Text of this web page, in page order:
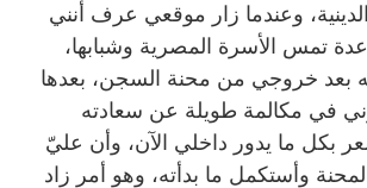
وعندما زار موقعي عرف أنني
تمس الأسرة المصرية وشبابها،
بعد خروجي من محنة السجن، بعدها
في مكالمة طويلة عن سعادته
بكل ما يدور داخلي الآن، وأن عليّ
وأستكمل ما بدأته، وهو أمر زاد